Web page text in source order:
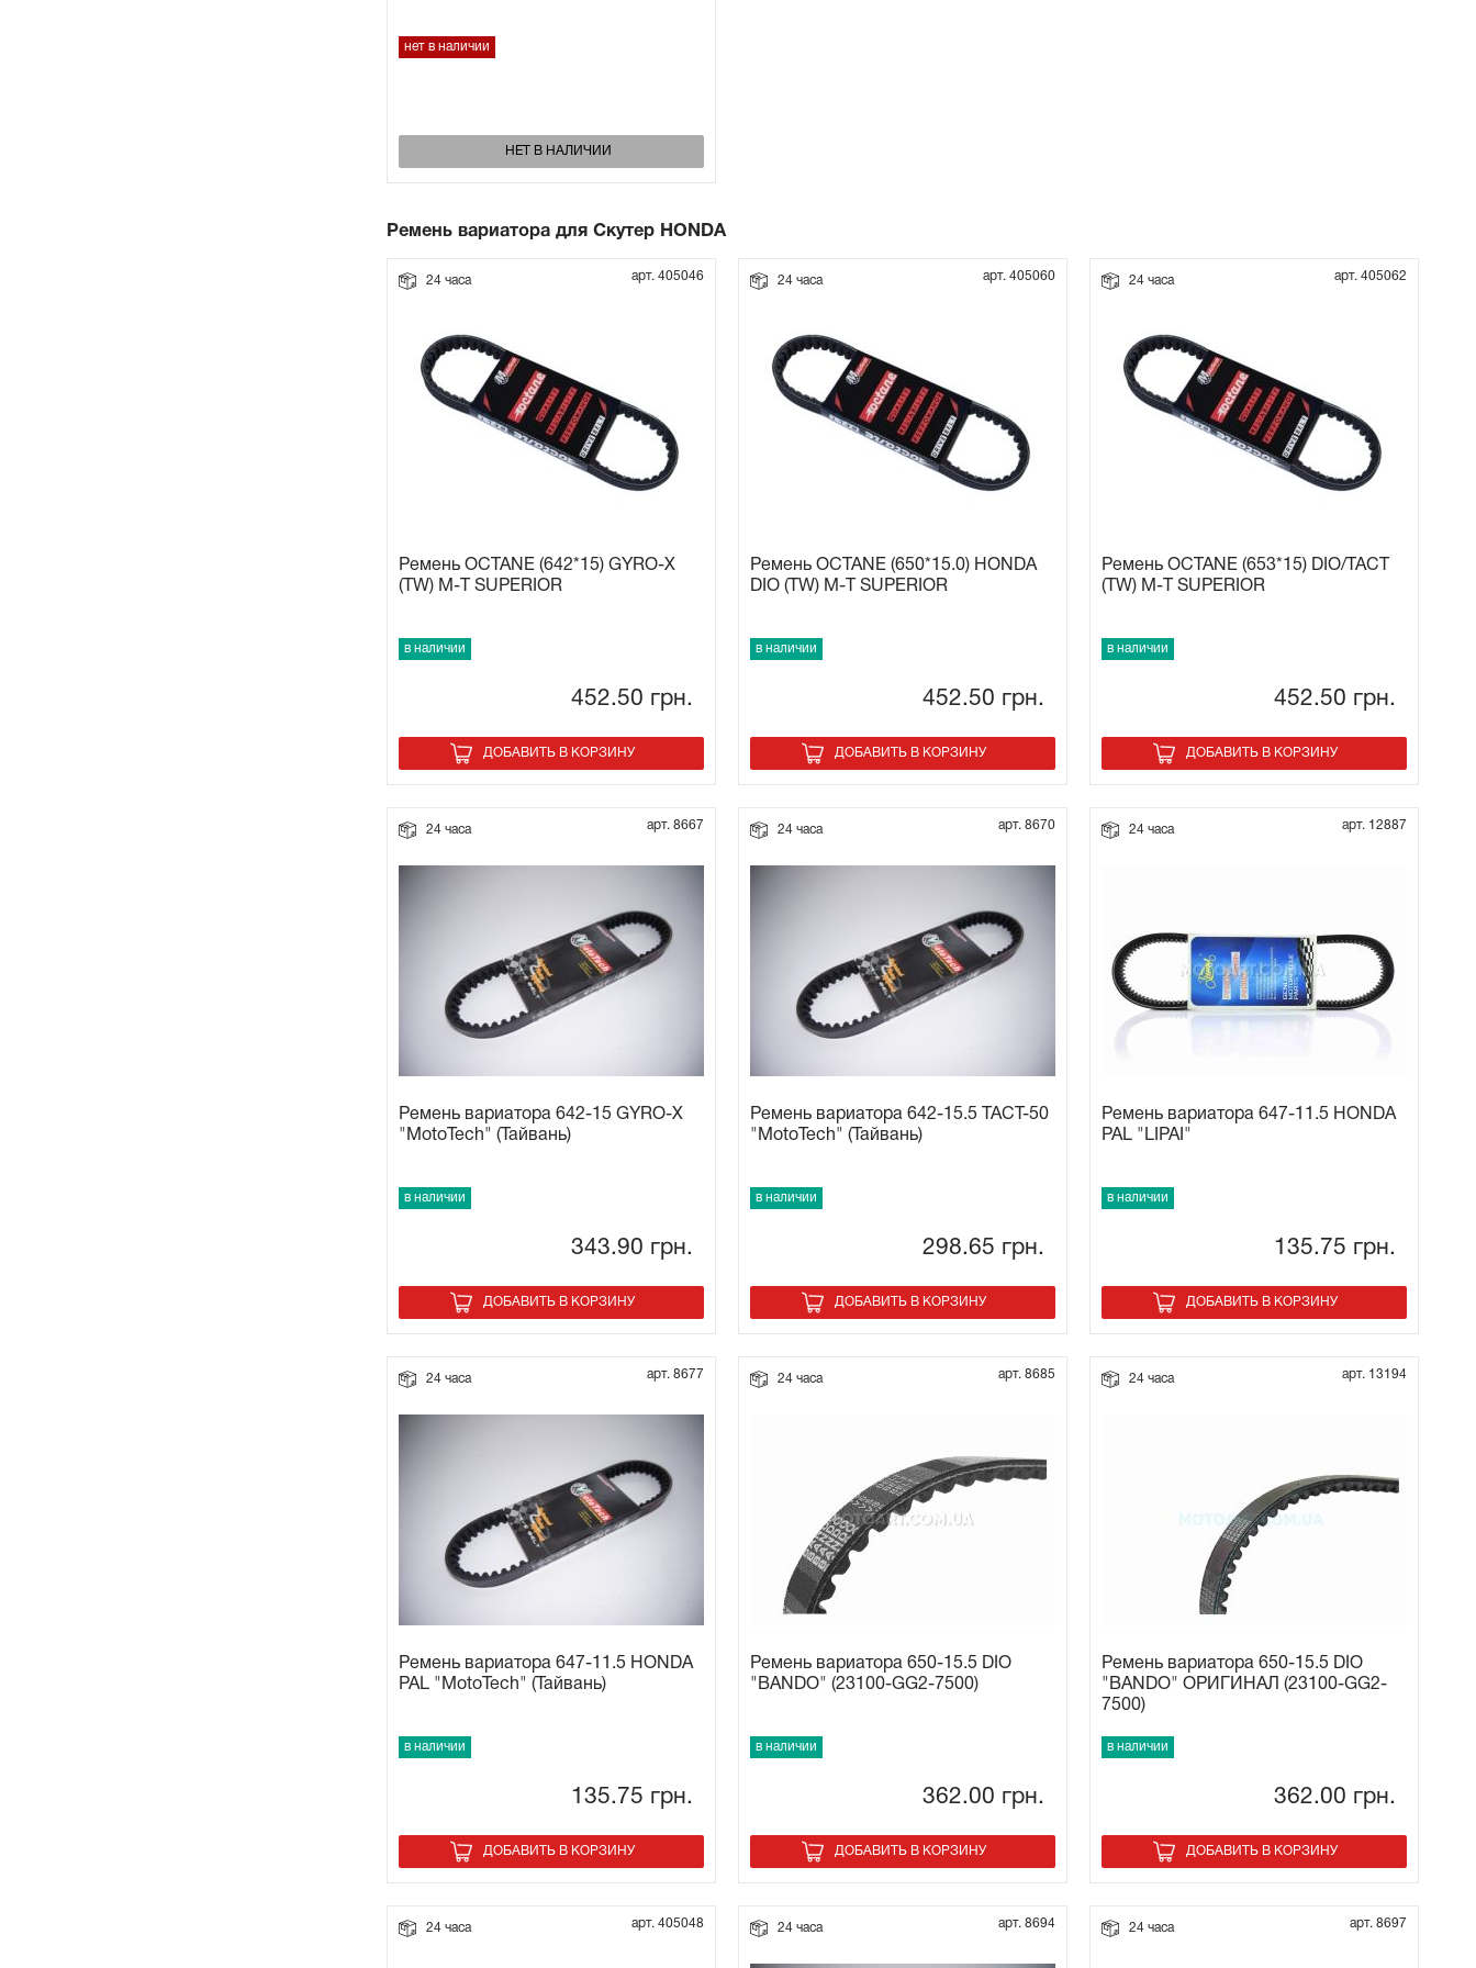
нет в наличии
НЕТ В НАЛИЧИИ
Ремень вариатора для Скутер HONDA
24 часа арт. 405046
Ремень OCTANE (642*15) GYRO-X
(TW) M-T SUPERIOR
в наличии
452.50 грн.
ДОБАВИТЬ В КОРЗИНУ
24 часа арт. 405060
Ремень OCTANE (650*15.0) HONDA
DIO (TW) M-T SUPERIOR
в наличии
452.50 грн.
ДОБАВИТЬ В КОРЗИНУ
24 часа арт. 405062
Ремень OCTANE (653*15) DIO/TACT
(TW) M-T SUPERIOR
в наличии
452.50 грн.
ДОБАВИТЬ В КОРЗИНУ
24 часа арт. 8667
Ремень вариатора 642-15 GYRO-X
"MotoTech" (Тайвань)
в наличии
343.90 грн.
ДОБАВИТЬ В КОРЗИНУ
24 часа арт. 8670
Ремень вариатора 642-15.5 TACT-50
"MotoTech" (Тайвань)
в наличии
298.65 грн.
ДОБАВИТЬ В КОРЗИНУ
24 часа арт. 12887
Ремень вариатора 647-11.5 HONDA
PAL "LIPAI"
в наличии
135.75 грн.
ДОБАВИТЬ В КОРЗИНУ
24 часа арт. 8677
Ремень вариатора 647-11.5 HONDA
PAL "MotoTech" (Тайвань)
в наличии
135.75 грн.
ДОБАВИТЬ В КОРЗИНУ
24 часа арт. 8685
Ремень вариатора 650-15.5 DIO
"BANDO" (23100-GG2-7500)
в наличии
362.00 грн.
ДОБАВИТЬ В КОРЗИНУ
24 часа арт. 13194
Ремень вариатора 650-15.5 DIO
"BANDO" ОРИГИНАЛ (23100-GG2-
7500)
в наличии
362.00 грн.
ДОБАВИТЬ В КОРЗИНУ
24 часа арт. 405048 24 часа арт. 8694 24 часа арт. 8697